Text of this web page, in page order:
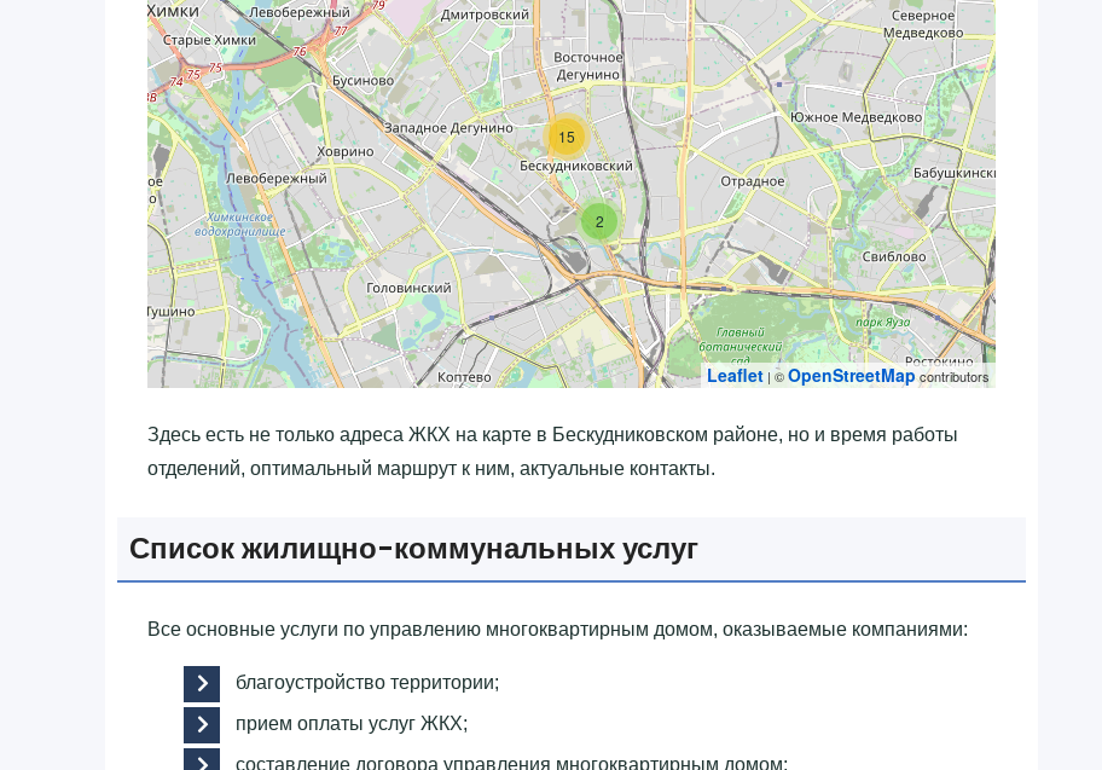
2
15
Leaflet | ©OpenStreetMapcontributors
Здесь есть не только адреса ЖКХ на карте в Бескудниковском районе, но и время работы
отделений, оптимальный маршрут к ним, актуальные контакты.
Список жилищно-коммунальных услуг
Все основные услуги по управлению многоквартирным домом, оказываемые компаниями:
благоустройство территории;
прием оплаты услуг ЖКХ;
составление договора управления многоквартирным домом;